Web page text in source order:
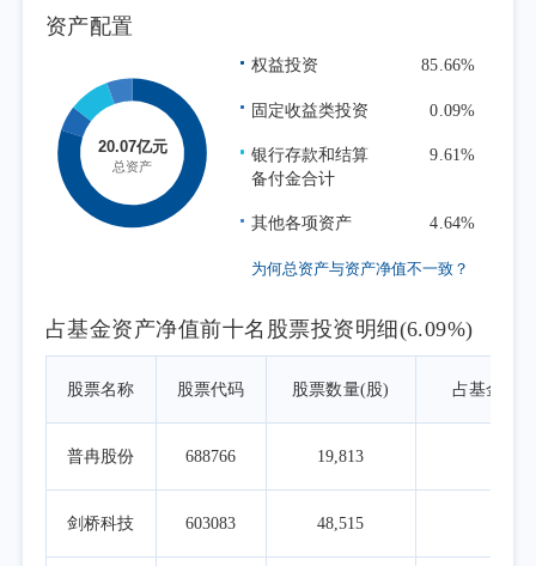
力相匹配的产品。
本报告期为本基金的正常运作期，本基金
在投资运作过程中严格遵守基金合同，坚持既
定的指数化投资策略，在指数权重调整和基金
申赎变动时，应用指数复制和数量化技术降低
冲击成本和减少跟踪误差，力求跟踪误差最小
资产配置
权益投资 85.66%
固定收益类投资 0.09%
银行存款和结算
备付金合计
9.61%
其他各项资产 4.64%
为何总资产与资产净值不一致？
占基金资产净值前十名股票投资明细(6.09%)
股票名称 股票代码 股票数量(股) 占基金资
普冉股份 688766 19,813
剑桥科技 603083 48,515